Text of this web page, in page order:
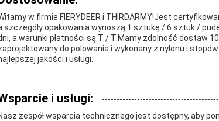
w firmie FIERYDEER i THIRDARMY!Jest
szczegóły opakowania wynoszą 1 sztukę / 6 sztuk /
a warunki płatności są T / T.Mamy zdolność dostaw
do polowania i wykonany z nylonu i
jakości i usługi.
i usługi:
zespół wsparcia technicznego jest dostępny, aby